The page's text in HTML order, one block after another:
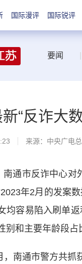
国际漫评 国际锐评
要闻
“反诈大
来源：中央广电
市反诈中心对外
年2月的发案
均容易陷入刷单
别和主要年龄段占
通市警方共抓获